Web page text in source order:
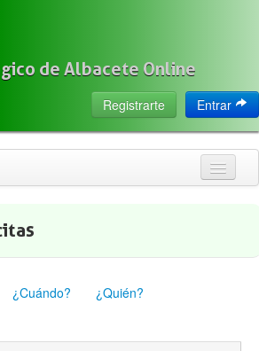
de Albacete Online
Entrar
Registrarte
¿Cuándo?
¿Quién?